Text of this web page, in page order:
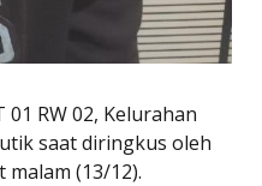
01 RW 02, Kelurahan
saat diringkus oleh
(13/12).